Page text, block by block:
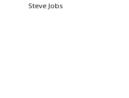
Steve Jobs